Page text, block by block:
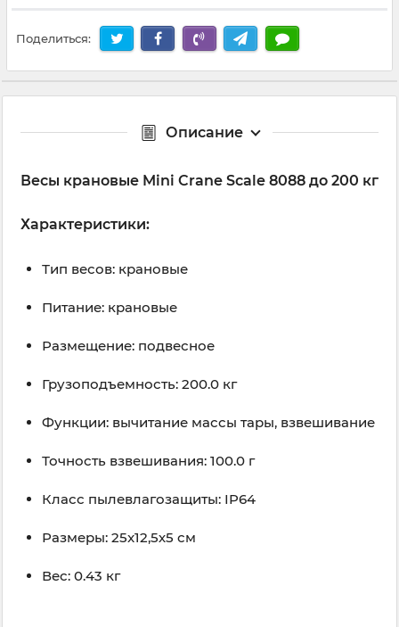
Поделиться:
Описание
Весы крановые Mini Crane Scale 8088 до 200 кг
Характеристики:
Тип весов: крановые
Питание: крановые
Размещение: подвесное
Грузоподъемность: 200.0 кг
Функции: вычитание массы тары, взвешивание
Точность взвешивания: 100.0 г
Класс пылевлагозащиты: IP64
Размеры: 25x12,5х5 см
Вес: 0.43 кг